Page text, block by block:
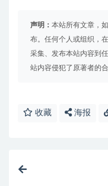
声明： 本站所有文章，
布。任何个人或组织，
采集、发布本站内容到
站内容侵犯了原著者的
收藏 海报